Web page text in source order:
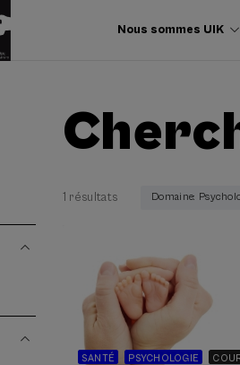
Nous sommes UIK
1 résultats Domaine:
SANTÉ PSYCHOLOGIE